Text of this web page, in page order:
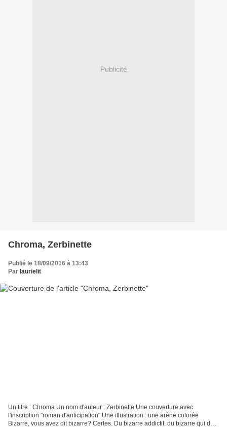
Publicité
Chroma, Zerbinette
Publié le 18/09/2016 à 13:43
Par laurielit
Un titre : Chroma Un nom d'auteur : Zerbinette Une couverture avec
l'inscription "roman d'anticipation" Une illustration : une arène colorée
Bizarre, vous avez dit bizarre? Certes. Du bizarre addictif, du bizarre qui dès